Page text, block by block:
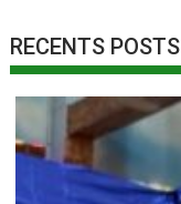
o
o
k
RECENTS POSTS